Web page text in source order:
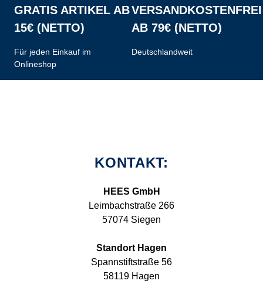
GRATIS ARTIKEL AB
15€ (NETTO)
Für jeden Einkauf im
Onlineshop
VERSANDKOSTENFREI
AB 79€ (NETTO)
Deutschlandweit
KONTAKT:
HEES GmbH
Leimbachstraße 266
57074 Siegen
Standort Hagen
Spannstiftstraße 56
58119 Hagen